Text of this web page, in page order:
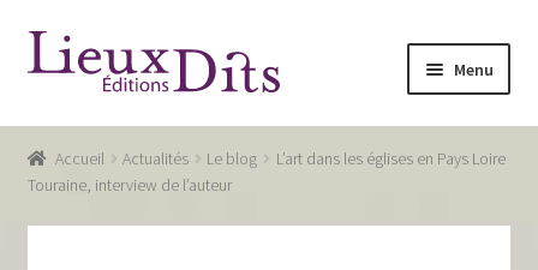
Aller
à
navigation
Aller
au
Menu
Accueil
Commande
Conditions générales de vente
Accueil Actualités Le blog
L’art dans les églises en Pays Loire
Touraine, interview de l’auteur